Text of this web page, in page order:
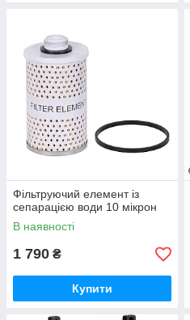
Фільтруючий елемент із
сепарацією води 10 мікрон
В наявності
1 790 ₴
Купити